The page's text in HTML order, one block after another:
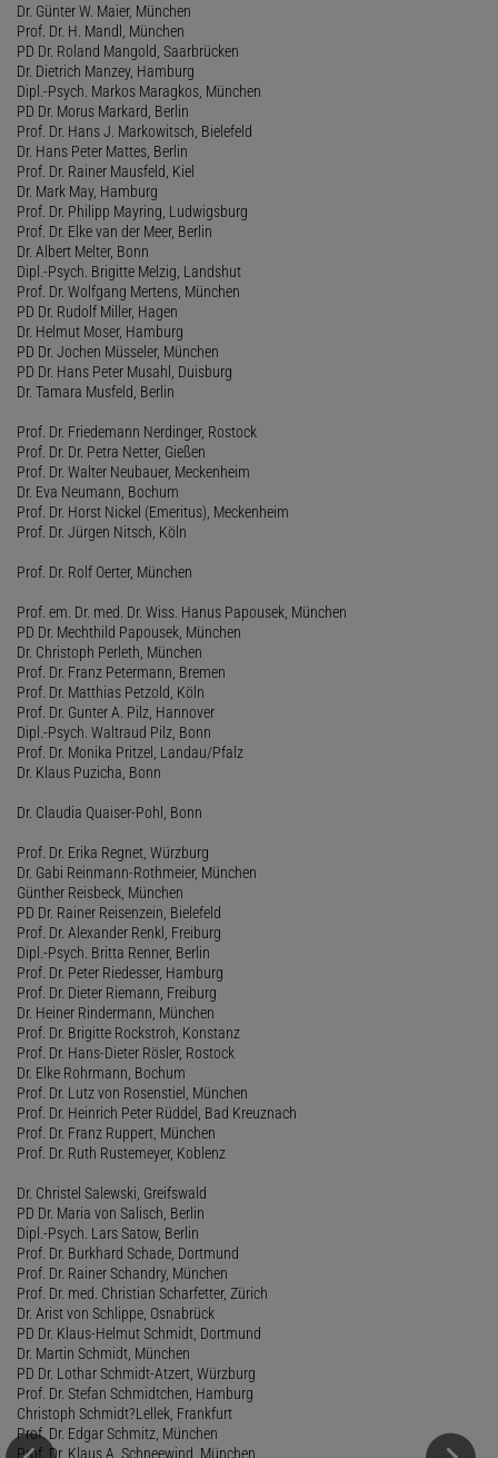
Dr. Günter W. Maier, München
Prof. Dr. H. Mandl, München
PD Dr. Roland Mangold, Saarbrücken
Dr. Dietrich Manzey, Hamburg
Dipl.-Psych. Markos Maragkos, München
PD Dr. Morus Markard, Berlin
Prof. Dr. Hans J. Markowitsch, Bielefeld
Dr. Hans Peter Mattes, Berlin
Prof. Dr. Rainer Mausfeld, Kiel
Dr. Mark May, Hamburg
Prof. Dr. Philipp Mayring, Ludwigsburg
Prof. Dr. Elke van der Meer, Berlin
Dr. Albert Melter, Bonn
Dipl.-Psych. Brigitte Melzig, Landshut
Prof. Dr. Wolfgang Mertens, München
PD Dr. Rudolf Miller, Hagen
Dr. Helmut Moser, Hamburg
PD Dr. Jochen Müsseler, München
PD Dr. Hans Peter Musahl, Duisburg
Dr. Tamara Musfeld, Berlin
Prof. Dr. Friedemann Nerdinger, Rostock
Prof. Dr. Dr. Petra Netter, Gießen
Prof. Dr. Walter Neubauer, Meckenheim
Dr. Eva Neumann, Bochum
Prof. Dr. Horst Nickel (Emeritus), Meckenheim
Prof. Dr. Jürgen Nitsch, Köln
Prof. Dr. Rolf Oerter, München
Prof. em. Dr. med. Dr. Wiss. Hanus Papousek, München
PD Dr. Mechthild Papousek, München
Dr. Christoph Perleth, München
Prof. Dr. Franz Petermann, Bremen
Prof. Dr. Matthias Petzold, Köln
Prof. Dr. Gunter A. Pilz, Hannover
Dipl.-Psych. Waltraud Pilz, Bonn
Prof. Dr. Monika Pritzel, Landau/Pfalz
Dr. Klaus Puzicha, Bonn
Dr. Claudia Quaiser-Pohl, Bonn
Prof. Dr. Erika Regnet, Würzburg
Dr. Gabi Reinmann-Rothmeier, München
Günther Reisbeck, München
PD Dr. Rainer Reisenzein, Bielefeld
Prof. Dr. Alexander Renkl, Freiburg
Dipl.-Psych. Britta Renner, Berlin
Prof. Dr. Peter Riedesser, Hamburg
Prof. Dr. Dieter Riemann, Freiburg
Dr. Heiner Rindermann, München
Prof. Dr. Brigitte Rockstroh, Konstanz
Prof. Dr. Hans-Dieter Rösler, Rostock
Dr. Elke Rohrmann, Bochum
Prof. Dr. Lutz von Rosenstiel, München
Prof. Dr. Heinrich Peter Rüddel, Bad Kreuznach
Prof. Dr. Franz Ruppert, München
Prof. Dr. Ruth Rustemeyer, Koblenz
Dr. Christel Salewski, Greifswald
PD Dr. Maria von Salisch, Berlin
Dipl.-Psych. Lars Satow, Berlin
Prof. Dr. Burkhard Schade, Dortmund
Prof. Dr. Rainer Schandry, München
Prof. Dr. med. Christian Scharfetter, Zürich
Dr. Arist von Schlippe, Osnabrück
PD Dr. Klaus-Helmut Schmidt, Dortmund
Dr. Martin Schmidt, München
PD Dr. Lothar Schmidt-Atzert, Würzburg
Prof. Dr. Stefan Schmidtchen, Hamburg
Christoph Schmidt?Lellek, Frankfurt
Prof. Dr. Edgar Schmitz, München
Prof. Dr. Klaus A. Schneewind, München